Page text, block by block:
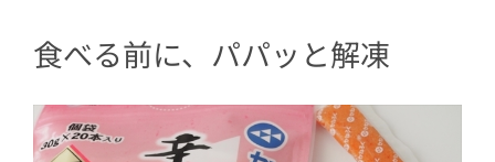
食べる前に、パパッと解凍